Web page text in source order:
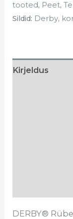
tooted, Peet,
Sildid: Derby,
Kirjeldus
DERBY®